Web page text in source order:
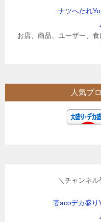
ナツへたれ
お店、商品、ユーザー、
人気ブ
＼チャンネ
妻acoデカ盛り